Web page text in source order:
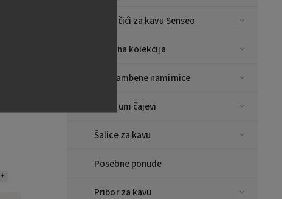
Jastučići za kavu Senseo
Božićna kolekcija
Prehrambene namirnice
Premium čajevi
Šalice za kavu
Posebne ponude
Pribor za kavu